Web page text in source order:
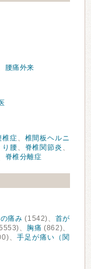
腰痛外来
椎症、 椎間板ヘルニ
り腰、 脊椎関節炎 、
脊椎分離症
痛み (1542)、 首が
、 胸痛 (862)、
、 手足が痛い（関